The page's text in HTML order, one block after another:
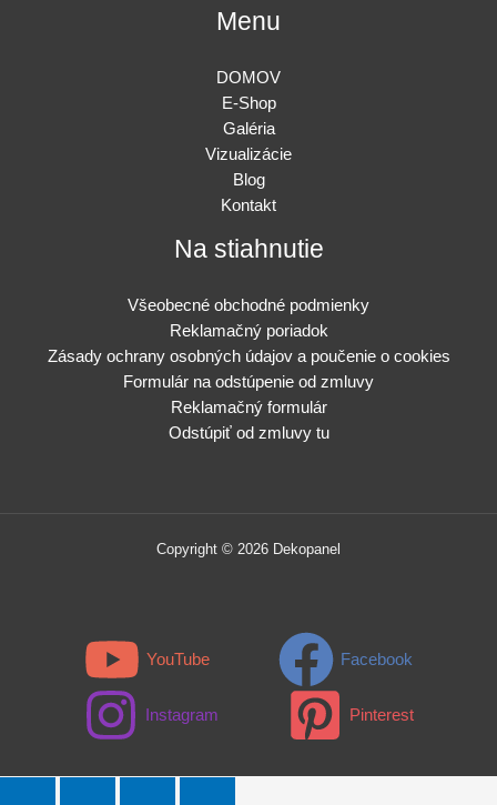
Menu
DOMOV
E-Shop
Galéria
Vizualizácie
Blog
Kontakt
Na stiahnutie
Všeobecné obchodné podmienky
Reklamačný poriadok
Zásady ochrany osobných údajov a poučenie o cookies
Formulár na odstúpenie od zmluvy
Reklamačný formulár
Odstúpiť od zmluvy tu
Copyright © 2026 Dekopanel
YouTube Facebook
Instagram Pinterest